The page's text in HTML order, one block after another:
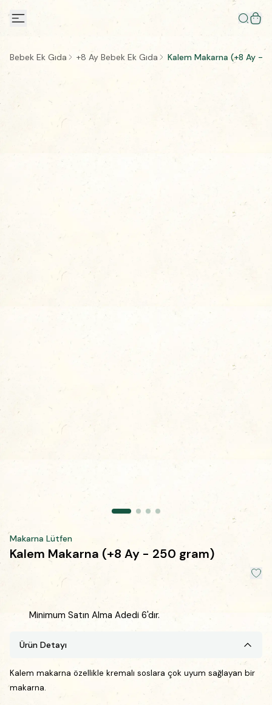
Bebek Ek Gıda +8 Ay Bebek Ek Gıda Kalem Makarna (+8 Ay -
Makarna Lütfen
Kalem Makarna (+8 Ay - 250 gram)
Minimum Satın Alma Adedi 6'dır.
Ürün Detayı
Kalem makarna özellikle kremalı soslara çok uyum sağlayan bir
makarna.